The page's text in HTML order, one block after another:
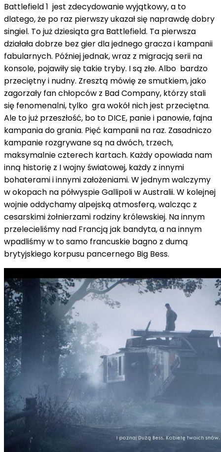
Battlefield 1 jest zdecydowanie wyjątkowy, a to
dlatego, że po raz pierwszy ukazał się naprawdę dobry
singiel. To już dziesiąta gra Battlefield. Ta pierwsza
działała dobrze bez gier dla jednego gracza i kampanii
fabularnych. Później jednak, wraz z migracją serii na
konsole, pojawiły się takie tryby. I są złe. Albo bardzo
przeciętny i nudny. Zresztą mówię ze smutkiem, jako
zagorzały fan chłopców z Bad Company, którzy stali
się fenomenalni, tylko gra wokół nich jest przeciętna.
Ale to już przeszłość, bo to DICE, panie i panowie, fajna
kampania do grania. Pięć kampanii na raz. Zasadniczo
kampanie rozgrywane są na dwóch, trzech,
maksymalnie czterech kartach. Każdy opowiada nam
inną historię z I wojny światowej, każdy z innymi
bohaterami i innymi założeniami. W jednym walczymy
w okopach na półwyspie Gallipoli w Australii. W kolejnej
wojnie oddychamy alpejską atmosferą, walcząc z
cesarskimi żołnierzami rodziny królewskiej. Na innym
przelecieliśmy nad Francją jak bandyta, a na innym
wpadliśmy w to samo francuskie bagno z dumą
brytyjskiego korpusu pancernego Big Bess.